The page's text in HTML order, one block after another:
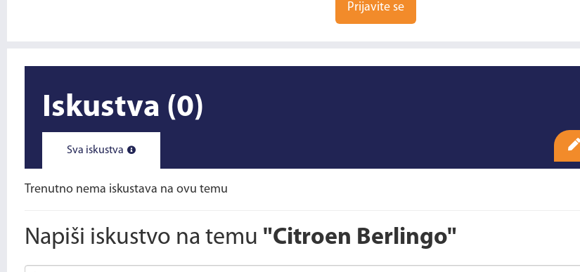
Prijavite se
Iskustva (0)
Sva iskustva
Trenutno nema iskustava na ovu temu
Napiši iskustvo na temu "Citroen Berlingo"